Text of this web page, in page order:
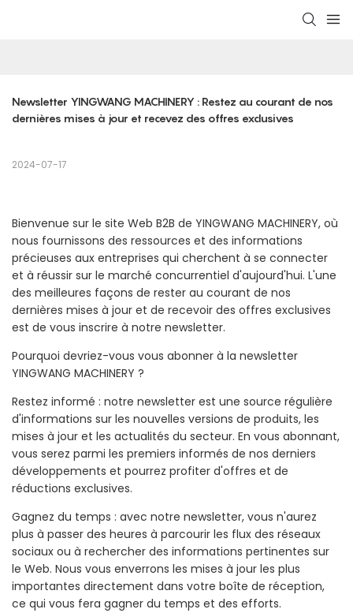
Newsletter YINGWANG MACHINERY : Restez au courant de nos
dernières mises à jour et recevez des offres exclusives
2024-07-17
Bienvenue sur le site Web B2B de YINGWANG MACHINERY, où
nous fournissons des ressources et des informations
précieuses aux entreprises qui cherchent à se connecter
et à réussir sur le marché concurrentiel d'aujourd'hui. L'une
des meilleures façons de rester au courant de nos
dernières mises à jour et de recevoir des offres exclusives
est de vous inscrire à notre newsletter.
Pourquoi devriez-vous vous abonner à la newsletter
YINGWANG MACHINERY ?
Restez informé : notre newsletter est une source régulière
d'informations sur les nouvelles versions de produits, les
mises à jour et les actualités du secteur. En vous abonnant,
vous serez parmi les premiers informés de nos derniers
développements et pourrez profiter d'offres et de
réductions exclusives.
Gagnez du temps : avec notre newsletter, vous n'aurez
plus à passer des heures à parcourir les flux des réseaux
sociaux ou à rechercher des informations pertinentes sur
le Web. Nous vous enverrons les mises à jour les plus
importantes directement dans votre boîte de réception,
ce qui vous fera gagner du temps et des efforts.